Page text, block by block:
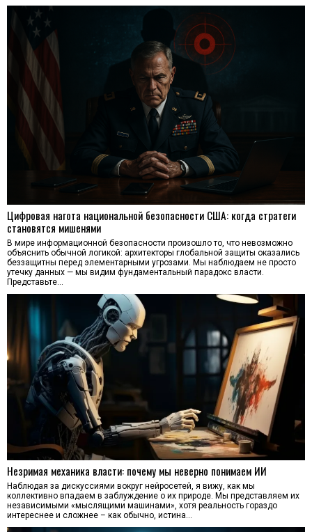
Цифровая нагота национальной безопасности США: когда стратеги
становятся мишенями
В мире информационной безопасности произошло то, что невозможно
объяснить обычной логикой: архитекторы глобальной защиты оказались
беззащитны перед элементарными угрозами. Мы наблюдаем не просто
утечку данных — мы видим фундаментальный парадокс власти.
Представьте…
Незримая механика власти: почему мы неверно понимаем ИИ
Наблюдая за дискуссиями вокруг нейросетей, я вижу, как мы
коллективно впадаем в заблуждение о их природе. Мы представляем их
независимыми «мыслящими машинами», хотя реальность гораздо
интереснее и сложнее – как обычно, истина…